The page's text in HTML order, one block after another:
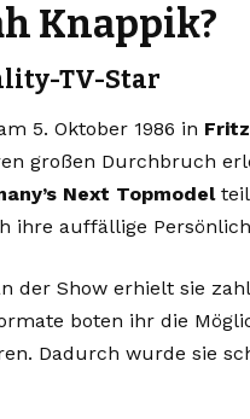
Knappik?
TV-Star
5. Oktober 1986 in
großen Durchbruch
Next Topmodel
ihre auffällige
der Show erhielt sie
boten ihr die
Dadurch wurde sie